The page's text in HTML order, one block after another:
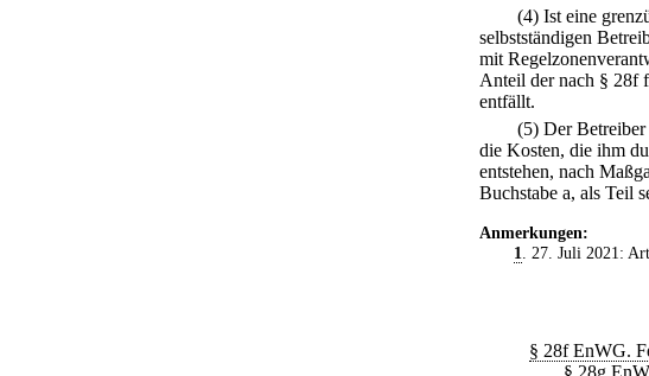
(4) Ist eine
selbstständigen
mit
Anteil der nach § 28f
entfällt.
(5) Der
die Kosten, die ihm
entstehen, nach
Buchstabe a, als Teil
Anmerkungen:
1. 27. Juli 2021:
§ 28f EnWG.